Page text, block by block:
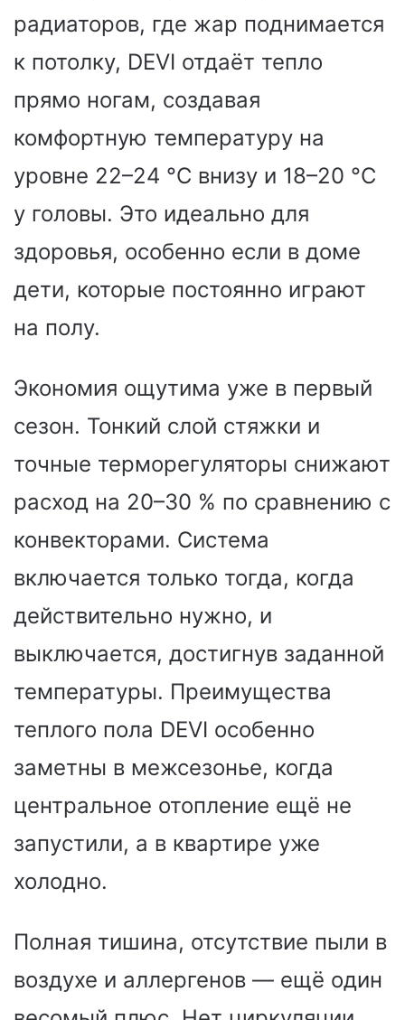
радиаторов, где жар поднимается
к потолку, DEVI отдаёт тепло
прямо ногам, создавая
комфортную температуру на
уровне 22–24 °C внизу и 18–20 °C
у головы. Это идеально для
здоровья, особенно если в доме
дети, которые постоянно играют
на полу.
Экономия ощутима уже в первый
сезон. Тонкий слой стяжки и
точные терморегуляторы снижают
расход на 20–30 % по сравнению с
конвекторами. Система
включается только тогда, когда
действительно нужно, и
выключается, достигнув заданной
температуры. Преимущества
теплого пола DEVI особенно
заметны в межсезонье, когда
центральное отопление ещё не
запустили, а в квартире уже
холодно.
Полная тишина, отсутствие пыли в
воздухе и аллергенов — ещё один